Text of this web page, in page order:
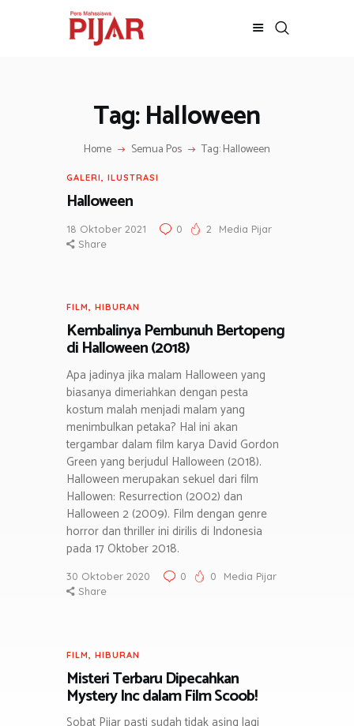
Tag: Halloween
Home Semua Pos Tag: Halloween
BERITA
ADVERTORIAL
SOSOK
GALERI
HIBURAN
JALAN-JALAN
GAYA HIDUP
GALERI, ILUSTRASI
Halloween
18 Oktober 2021 0 2
Media Pijar
Share
FILM, HIBURAN
Kembalinya Pembunuh Bertopeng
di Halloween (2018)
Apa jadinya jika malam Halloween yang
biasanya dimeriahkan dengan pesta
kostum malah menjadi malam yang
menimbulkan petaka? Hal ini akan
tergambar dalam film karya David Gordon
Green yang berjudul Halloween (2018).
Halloween merupakan sekuel dari film
Hallowen: Resurrection (2002) dan
Halloween 2 (2009). Film dengan genre
horror dan thriller ini dirilis di Indonesia
pada 17 Oktober 2018.
30 Oktober 2020 0 0
Media Pijar
Share
FILM HIBURAN
Misteri Terbaru Dipecahkan
Mystery Inc dalam Film Scoob!